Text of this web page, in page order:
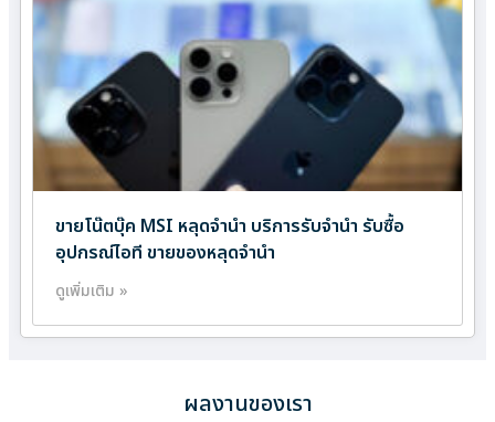
ขายโน๊ตบุ๊ค MSI หลุดจำนำ บริการรับจำนำ รับซื้อ
อุปกรณ์ไอที ขายของหลุดจำนำ
ดูเพิ่มเติม »
ผลงานของเรา